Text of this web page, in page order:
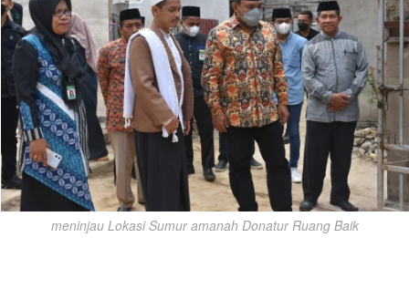
meninjau Lokasi Sumur amanah Donatur Ruang Baik